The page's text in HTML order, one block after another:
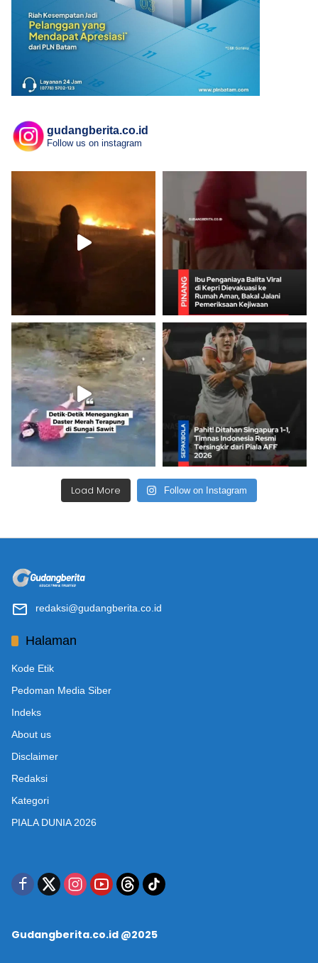
gudangberita.co.id
Follow us on instagram
Load More Follow on Instagram
redaksi@gudangberita.co.id
Halaman
Kode Etik
Pedoman Media Siber
Indeks
About us
Disclaimer
Redaksi
Kategori
PIALA DUNIA 2026
Gudangberita.co.id @2025